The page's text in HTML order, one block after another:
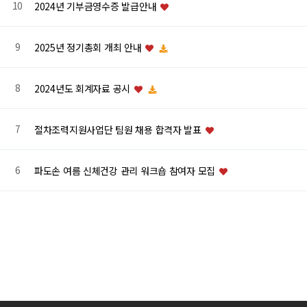
10 2024년 기부금영수증 발급안내
9 2025년 정기총회 개최 안내
8 2024년도 회계자료 공시
7 절차조력지원사업단 팀원 채용 합격자 발표
6 파도손 여름 신체건강 관리 워크숍 참여자 모집